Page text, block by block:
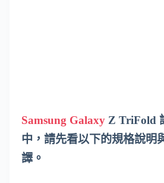
Samsung Galaxy Z TriFold
中，請先看以下的規格說明
譯。